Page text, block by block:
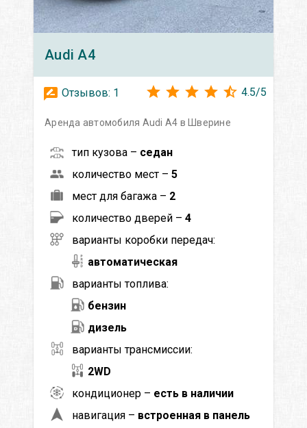
Audi A4
Отзывов: 1 4.5/5
Аренда автомобиля Audi A4 в Шверине
тип кузова – седан
количество мест – 5
мест для багажа – 2
количество дверей – 4
варианты коробки передач:
автоматическая
варианты топлива:
бензин
дизель
варианты трансмиссии:
2WD
кондиционер – есть в наличии
навигация – встроенная в панель